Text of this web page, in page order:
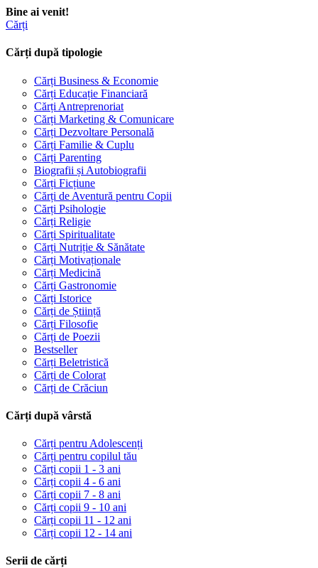
Bine ai venit!
Cărți
Cărți după tipologie
Cărți Business & Economie
Cărți Educație Financiară
Cărți Antreprenoriat
Cărți Marketing & Comunicare
Cărți Dezvoltare Personală
Cărți Familie & Cuplu
Cărți Parenting
Biografii și Autobiografii
Cărți Ficțiune
Cărți de Aventură pentru Copii
Cărți Psihologie
Cărți Religie
Cărți Spiritualitate
Cărți Nutriție & Sănătate
Cărți Motivaționale
Cărți Medicină
Cărți Gastronomie
Cărți Istorice
Cărți de Știință
Cărți Filosofie
Cărți de Poezii
Bestseller
Cărți Beletristică
Cărți de Colorat
Cărți de Crăciun
Cărți după vârstă
Cărți pentru Adolescenți
Cărți pentru copilul tău
Cărți copii 1 - 3 ani
Cărți copii 4 - 6 ani
Cărți copii 7 - 8 ani
Cărți copii 9 - 10 ani
Cărți copii 11 - 12 ani
Cărți copii 12 - 14 ani
Serii de cărți